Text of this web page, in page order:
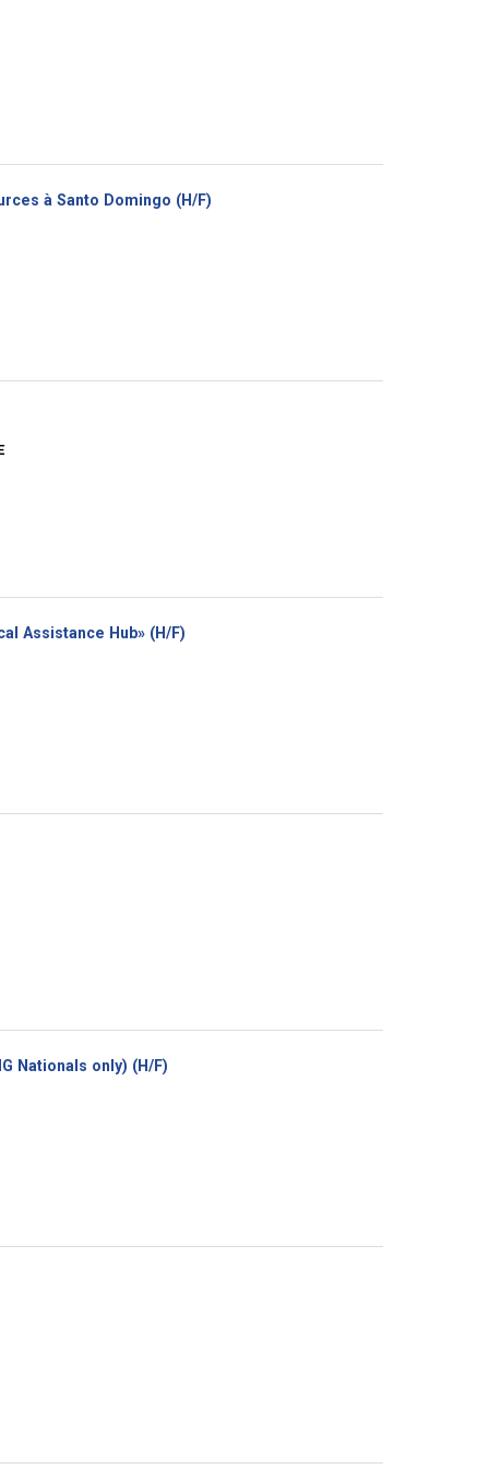
à Santo Domingo (H/F)
Assistance Hub» (H/F)
Nationals only) (H/F)